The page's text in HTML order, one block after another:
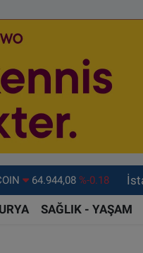
47,7436 %0.18
EURO
55,2510 %0.32
SAĞLIK - YAŞAM